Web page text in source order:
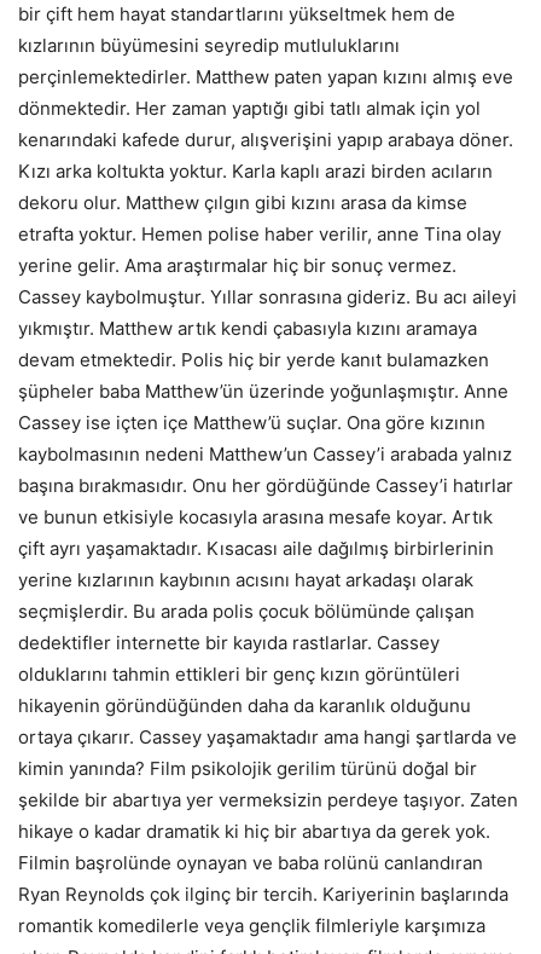
bir çift hem hayat standartlarını yükseltmek hem de
kızlarının büyümesini seyredip mutluluklarını
perçinlemektedirler. Matthew paten yapan kızını almış eve
dönmektedir. Her zaman yaptığı gibi tatlı almak için yol
kenarındaki kafede durur, alışverişini yapıp arabaya döner.
Kızı arka koltukta yoktur. Karla kaplı arazi birden acıların
dekoru olur. Matthew çılgın gibi kızını arasa da kimse
etrafta yoktur. Hemen polise haber verilir, anne Tina olay
yerine gelir. Ama araştırmalar hiç bir sonuç vermez.
Cassey kaybolmuştur. Yıllar sonrasına gideriz. Bu acı aileyi
yıkmıştır. Matthew artık kendi çabasıyla kızını aramaya
devam etmektedir. Polis hiç bir yerde kanıt bulamazken
şüpheler baba Matthew’ün üzerinde yoğunlaşmıştır. Anne
Cassey ise içten içe Matthew’ü suçlar. Ona göre kızının
kaybolmasının nedeni Matthew’un Cassey’i arabada yalnız
başına bırakmasıdır. Onu her gördüğünde Cassey’i hatırlar
ve bunun etkisiyle kocasıyla arasına mesafe koyar. Artık
çift ayrı yaşamaktadır. Kısacası aile dağılmış birbirlerinin
yerine kızlarının kaybının acısını hayat arkadaşı olarak
seçmişlerdir. Bu arada polis çocuk bölümünde çalışan
dedektifler internette bir kayıda rastlarlar. Cassey
olduklarını tahmin ettikleri bir genç kızın görüntüleri
hikayenin göründüğünden daha da karanlık olduğunu
ortaya çıkarır. Cassey yaşamaktadır ama hangi şartlarda ve
kimin yanında? Film psikolojik gerilim türünü doğal bir
şekilde bir abartıya yer vermeksizin perdeye taşıyor. Zaten
hikaye o kadar dramatik ki hiç bir abartıya da gerek yok.
Filmin başrolünde oynayan ve baba rolünü canlandıran
Ryan Reynolds çok ilginç bir tercih. Kariyerinin başlarında
romantik komedilerle veya gençlik filmleriyle karşımıza